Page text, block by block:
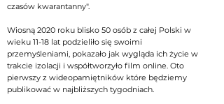
czasów kwarantanny".
Wiosną 2020 roku blisko 50 osób z całej Polski w
wieku 11-18 lat podzieliło się swoimi
przemyśleniami, pokazało jak wygląda ich życie w
trakcie izolacji i współtworzyło film online. Oto
pierwszy z wideopamiętników które będziemy
publikować w najbliższych tygodniach.